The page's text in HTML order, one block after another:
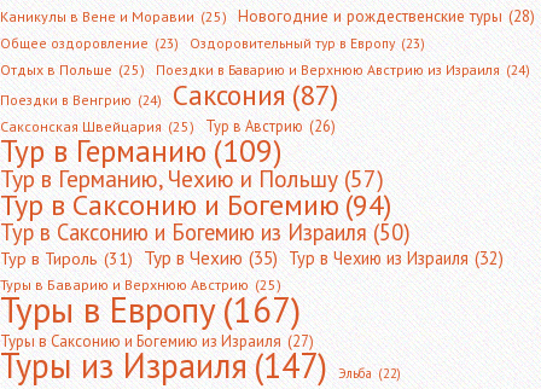
Каникулы в Вене и Моравии (25) Новогодние и рождественские туры (28)
Общее оздоровление (23) Оздоровительный тур в Европу (23)
Отдых в Польше (25) Поездки в Баварию и Верхнюю Австрию из Израиля (24)
Поездки в Венгрию (24) Саксония (87)
Саксонская Швейцария (25) Тур в Австрию (26)
Тур в Германию(109)
Тур в Германию, Чехию и Польшу (57)
Тур в Саксонию и Богемию(94)
Тур в Саксонию и Богемию из Израиля (50)
Тур в Тироль (31) Тур в Чехию (35) Тур в Чехию из Израиля (32)
Туры в Баварию и Верхнюю Австрию (25)
Туры в Европу(167)
Туры в Саксонию и Богемию из Израиля (27)
Туры из Израиля(147) Эльба (22)